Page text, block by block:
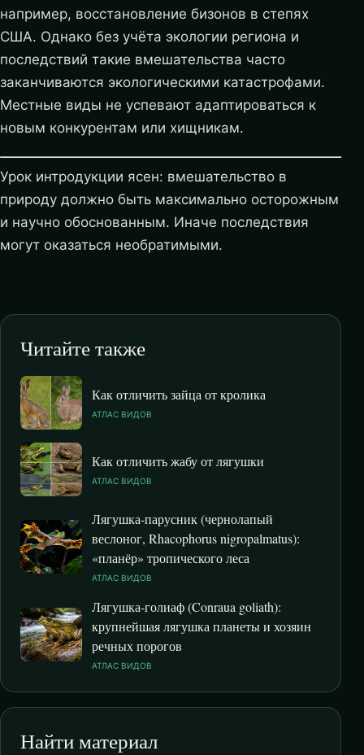
например, восстановление бизонов в степях
США. Однако без учёта экологии региона и
последствий такие вмешательства часто
заканчиваются экологическими катастрофами.
Местные виды не успевают адаптироваться к
новым конкурентам или хищникам.
Урок интродукции ясен: вмешательство в
природу должно быть максимально осторожным
и научно обоснованным. Иначе последствия
могут оказаться необратимыми.
Читайте также
Как отличить зайца от кролика
АТЛАС ВИДОВ
Как отличить жабу от лягушки
АТЛАС ВИДОВ
Лягушка-парусник (чернолапый
веслоног, Rhacophorus nigropalmatus):
«планёр» тропического леса
АТЛАС ВИДОВ
Лягушка-голиаф (Conraua goliath):
крупнейшая лягушка планеты и хозяин
речных порогов
АТЛАС ВИДОВ
Найти материал